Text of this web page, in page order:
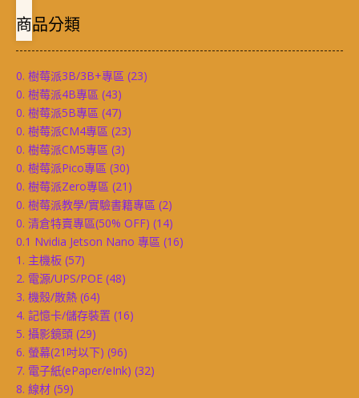
商品分類
0. 樹莓派3B/3B+專區 (23)
0. 樹莓派4B專區 (43)
0. 樹莓派5B專區 (47)
0. 樹莓派CM4專區 (23)
0. 樹莓派CM5專區 (3)
0. 樹莓派Pico專區 (30)
0. 樹莓派Zero專區 (21)
0. 樹莓派教學/實驗書籍專區 (2)
0. 清倉特賣專區(50% OFF) (14)
0.1 Nvidia Jetson Nano 專區 (16)
1. 主機板 (57)
2. 電源/UPS/POE (48)
3. 機殼/散熱 (64)
4. 記憶卡/儲存裝置 (16)
5. 攝影鏡頭 (29)
6. 螢幕(21吋以下) (96)
7. 電子紙(ePaper/eInk) (32)
8. 線材 (59)